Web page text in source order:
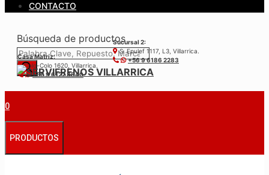
CONTACTO
Búsqueda de productos
Casa Matríz:
Colo-Colo 1620, Villarrica.
+56 9 6122 3840
Sucursal 2:
S. Epulef 1117, L3, Villarrica.
+56 9 6186 2283
0
PRODUCTOS